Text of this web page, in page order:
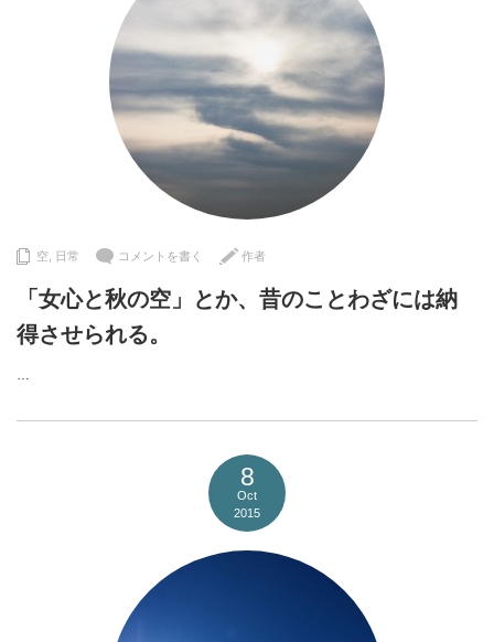
空 日常 コメントを書く 作者
「女心と秋の空」とか、昔のことわざには納
得させられる。
…
8
Oct
2015